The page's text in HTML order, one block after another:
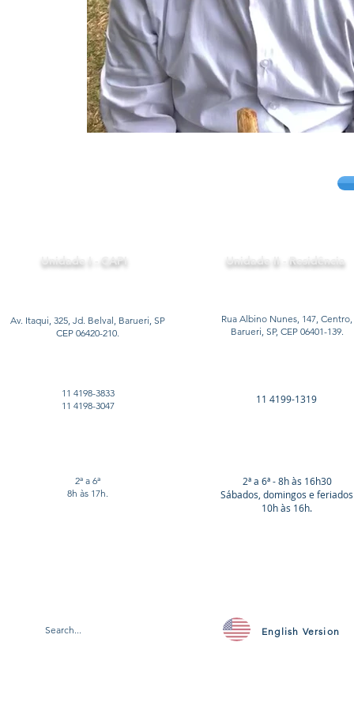
English Version
Unidade I - CAPI
Av. Itaqui, 325, Jd. Belval, Barueri, SP
CEP 06420-210.
11 4198-3833
11 4198-3047
2ª a 6ª
8h às 17h.
Unidade II - Residência
Rua Albino Nunes, 147, Centro,
Barueri, SP, CEP 06401-139.
11 4199-1319
2ª a 6ª - 8h às 16h30
Sábados, domingos e feriados
10h às 16h.